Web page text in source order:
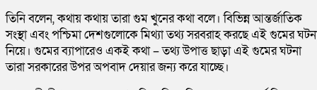
তিনি বলেন, কথায় কথায় তারা গুম খুনের কথা বলে। বিভিন্ন আন্তর্জাতিক
সংস্থা এবং পশ্চিমা দেশগুলোকে মিথ্যা তথ্য সরবরাহ করছে এই গুমের
নিয়ে। গুমের ব্যাপারেও একই কথা – তথ্য উপাত্ত ছাড়া এই গুমের ঘটনা
তারা সরকারের উপর অপবাদ দেয়ার জন্য করে যাচ্ছে।